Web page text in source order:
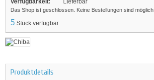
Verfügbarkeit: Lieferbar
Das Shop ist geschlossen. Keine Bestellungen sind möglich.
5 Stück verfügbar
Produktdetails